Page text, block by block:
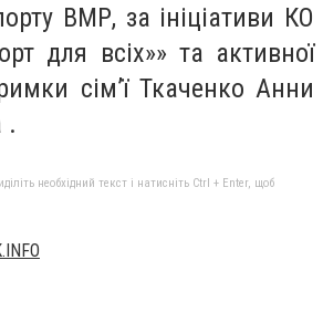
ВМР, за ініціативи КО
для всіх»» та активної
сім’ї Ткаченко Анни
.
необхідний текст і натисніть Ctrl + Enter, щоб